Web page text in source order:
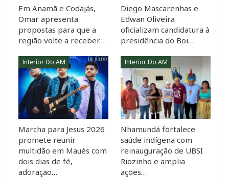
Em Anamã e Codajás,
Omar apresenta
propostas para que a
região volte a receber…
Diego Mascarenhas e
Edwan Oliveira
oficializam candidatura à
presidência do Boi…
Interior Do AM
Marcha para Jesus 2026
promete reunir
multidão em Maués com
dois dias de fé,
adoração…
Interior Do AM
Nhamundá fortalece
saúde indígena com
reinauguração de UBSI
Riozinho e amplia
ações…